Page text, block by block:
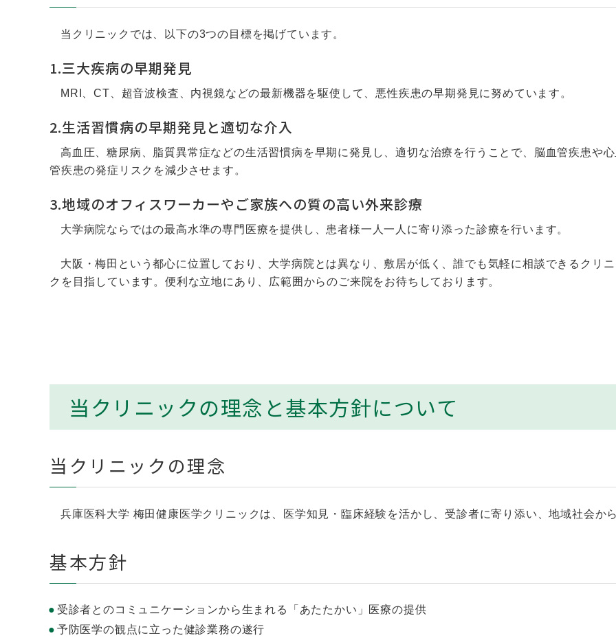
当クリニックでは、以下の3つの目標を掲げています。
1.三大疾病の早期発見
MRI、CT、超音波検査、内視鏡などの最新機器を駆使して、悪性疾患の早期発見に努めています。
2.生活習慣病の早期発見と適切な介入
高血圧、糖尿病、脂質異常症などの生活習慣病を早期に発見し、適切な治療を行うことで、脳血管疾患や
管疾患の発症リスクを減少させます。
3.地域のオフィスワーカーやご家族への質の高い外来診療
大学病院ならではの最高水準の専門医療を提供し、患者様一人一人に寄り添った診療を行います。
大阪・梅田という都心に位置しており、大学病院とは異なり、敷居が低く、誰でも気軽に相談できるクリ
クを目指しています。便利な立地にあり、広範囲からのご来院をお待ちしております。
当クリニックの理念と基本方針について
当クリニックの理念
兵庫医科大学 梅田健康医学クリニックは、医学知見・臨床経験を活かし、受診者に寄り添い、地域社会か
基本方針
受診者とのコミュニケーションから生まれる「あたたかい」医療の提供
予防医学の観点に立った健診業務の遂行